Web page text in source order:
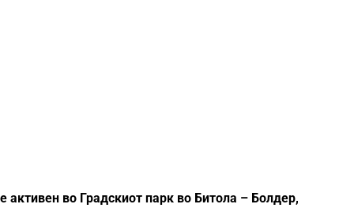
активен во Градскиот парк во Битола – Болдер,